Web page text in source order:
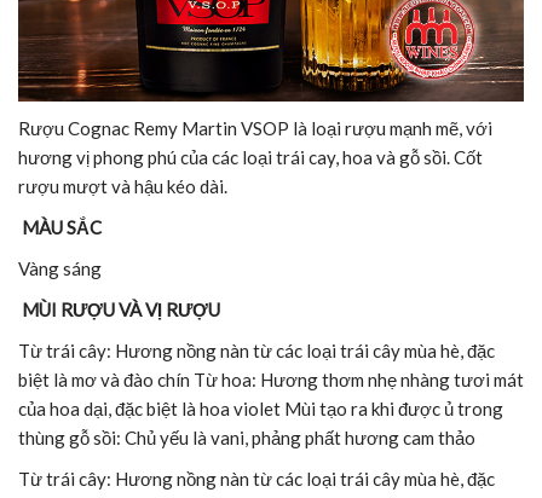
Rượu Cognac Remy Martin VSOP là loại rượu mạnh mẽ, với
hương vị phong phú của các loại trái cay, hoa và gỗ sồi. Cốt
rượu mượt và hậu kéo dài.
MÀU SẮC
Vàng sáng
MÙI RƯỢU VÀ VỊ RƯỢU
Từ trái cây: Hương nồng nàn từ các loại trái cây mùa hè, đặc
biệt là mơ và đào chín Từ hoa: Hương thơm nhẹ nhàng tươi mát
của hoa dại, đặc biệt là hoa violet Mùi tạo ra khi được ủ trong
thùng gỗ sồi: Chủ yếu là vani, phảng phất hương cam thảo
Từ trái cây: Hương nồng nàn từ các loại trái cây mùa hè, đặc